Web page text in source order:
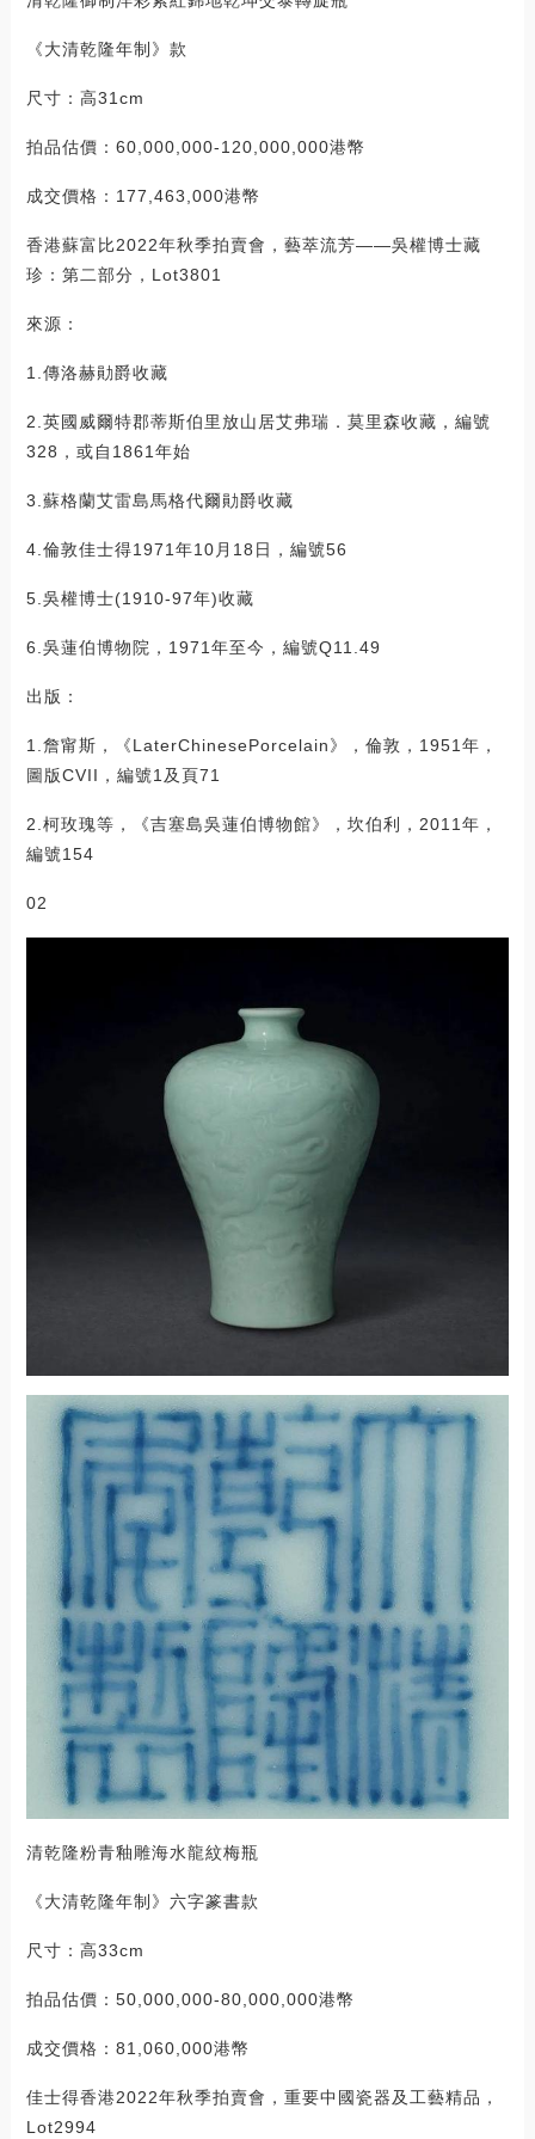
《大清乾隆年制》款
尺寸：高31cm
拍品估價：60,000,000-120,000,000港幣
成交價格：177,463,000港幣
香港蘇富比2022年秋季拍賣會，藝萃流芳——吳權博士藏
珍：第二部分，Lot3801
來源：
1.傳洛赫勛爵收藏
2.英國威爾特郡蒂斯伯里放山居艾弗瑞．莫里森收藏，編號
328，或自1861年始
3.蘇格蘭艾雷島馬格代爾勛爵收藏
4.倫敦佳士得1971年10月18日，編號56
5.吳權博士(1910-97年)收藏
6.吳蓮伯博物院，1971年至今，編號Q11.49
出版：
1.詹甯斯，《LaterChinesePorcelain》，倫敦，1951年，
圖版CVII，編號1及頁71
2.柯玫瑰等，《吉塞島吳蓮伯博物館》，坎伯利，2011年，
編號154
02
清乾隆粉青釉雕海水龍紋梅瓶
《大清乾隆年制》六字篆書款
尺寸：高33cm
拍品估價：50,000,000-80,000,000港幣
成交價格：81,060,000港幣
佳士得香港2022年秋季拍賣會，重要中國瓷器及工藝精品，
Lot2994